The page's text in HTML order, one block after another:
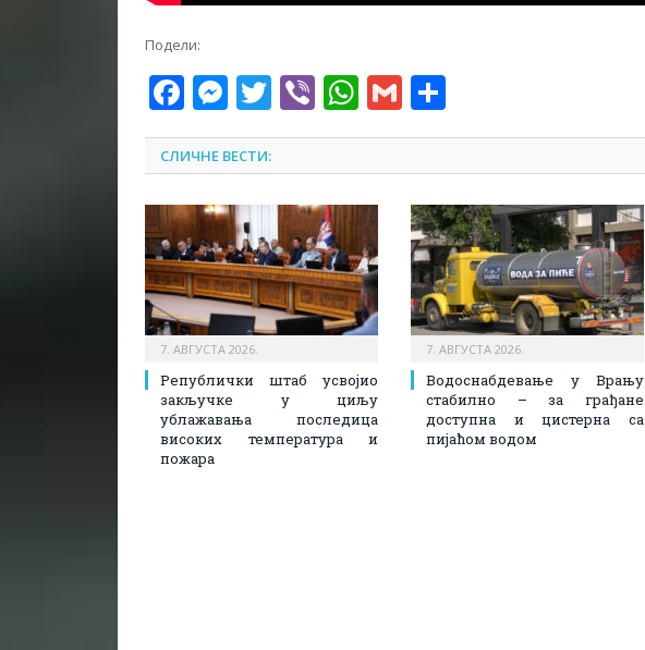
Подели:
Facebook
Messenger
Twitter
ViberWhatsApp
Gmail
СЛИЧНЕ ВЕСТИ:
7. АВГУСТА 2026.
Републички штаб усвојио
закључке у циљу
ублажавања последица
високих температура и
пожара​
7. АВГУСТА 2026.
Водоснабдевање у Врању
стабилно – за грађане
доступна и цистерна са
пијаћом водом